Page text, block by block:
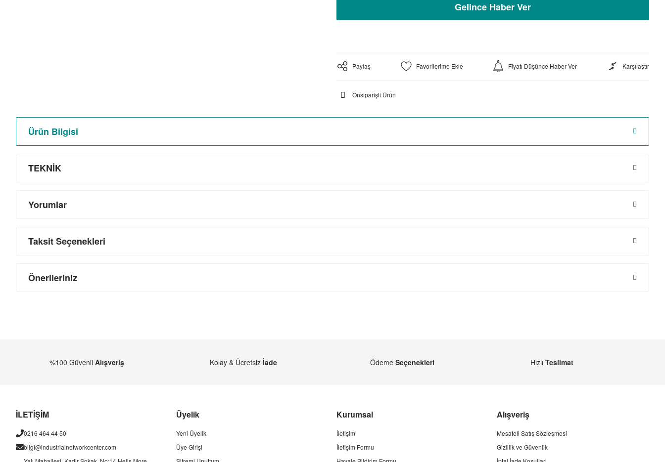
Gelince Haber Ver
Paylaş Fiyatı Düşünce Haber Ver Karşılaştır
Önsiparişli Ürün
Ürün Bilgisi
TEKNİK
Yorumlar
Taksit Seçenekleri
Önerileriniz
%100 Güvenli Alışveriş Kolay & Ücretsiz İade Ödeme Seçenekleri Hızlı Teslimat
İLETİŞİM
0216 464 44 50
bilgi@industrialnetworkcenter.com
Üyelik
Yeni Üyelik
Üye Girişi
Kurumsal
İletişim
İletişim Formu
Alışveriş
Mesafeli Satış Sözleşmesi
Gizlilik ve Güvenlik